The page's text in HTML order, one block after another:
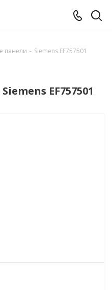
панели - Siemens EF757501
EF757501